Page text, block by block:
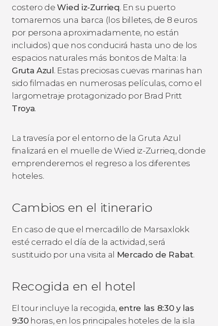
costero deWied iz-Zurrieq. En su puerto
tomaremos una barca (los billetes, de 8 euros
por persona aproximadamente, no están
incluidos) que nos conducirá hasta uno de los
espacios naturales más bonitos de Malta: la
Gruta Azul. Estas preciosas cuevas marinas han
sido filmadas en numerosas películas, como el
largometraje protagonizado por Brad Pritt
Troya.
La travesía por el entorno de la Gruta Azul
finalizará en el muelle de Wied iz-Zurrieq, donde
emprenderemos el regreso a los diferentes
hoteles.
Cambios en el itinerario
En caso de que el mercadillo de Marsaxlokk
esté cerrado el día de la actividad, será
sustituido por una visita al Mercado de Rabat.
Recogida en el hotel
El tour incluye la recogida, entre las 8:30 y las
9:30horas, en los principales hoteles de la isla